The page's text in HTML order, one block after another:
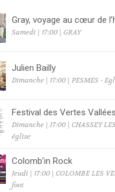
Gray, voyage au cœur de
Samedi | 17:00 | GRAY
Julien Bailly
Dimanche | 17:00 | PESMES -
Festival des Vertes Vallées
Dimanche | 17:00 | CHASSEY
église
Colomb’in Rock
Jeudi | 17:00 | COLOMBE LES
foot